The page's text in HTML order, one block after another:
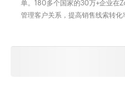
单。180多个国家的30万+企业在
管理客户关系，提高销售线索转化